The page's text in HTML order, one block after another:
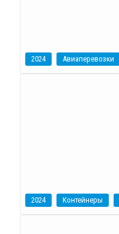
2024 Авиаперевозки
2024 Контейнеры